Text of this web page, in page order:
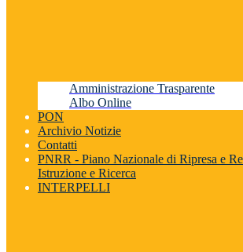
Amministrazione Trasparente
Albo Online
PON
Archivio Notizie
Contatti
PNRR - Piano Nazionale di Ripresa e
Istruzione e Ricerca
INTERPELLI